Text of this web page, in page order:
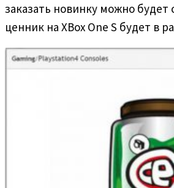
заказать новинку можно будет
ценник на XBox One S будет в